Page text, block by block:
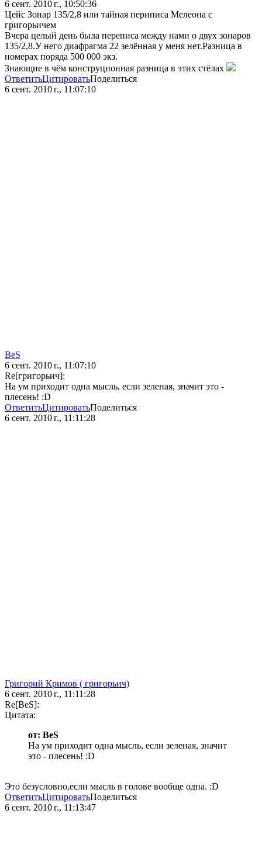
6 сент. 2010 г., 10:50:36
Цейс Зонар 135/2,8 или тайная периписа Мелеона с
григорьичем
Вчера целый день была переписа между нами о двух зонаров
135/2,8.У него диафрагма 22 зелённая у меня нет.Разница в
номерах поряда 500 000 экз.
Знающие в чём конструционная разница в этих стёлах
ОтветитьЦитироватьПоделиться
6 сент. 2010 г., 11:07:10
BeS
6 сент. 2010 г., 11:07:10
Re[григорьич]:
На ум приходит одна мысль, если зеленая, значит это -
плесень! :D
ОтветитьЦитироватьПоделиться
6 сент. 2010 г., 11:11:28
Григорий Кримов ( григорьич)
6 сент. 2010 г., 11:11:28
Re[BeS]:
Цитата:
от: BeS
На ум приходит одна мысль, если зеленая, значит
это - плесень! :D
Это безусловно,если мысль в голове вообще одна. :D
ОтветитьЦитироватьПоделиться
6 сент. 2010 г., 11:13:47